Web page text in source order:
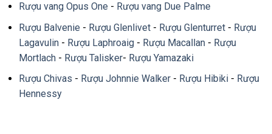
Rượu vang Opus One - Rượu vang Due Palme
Rượu Balvenie - Rượu Glenlivet- Rượu Glenturret- Rượu
Lagavulin- Rượu Laphroaig- Rượu Macallan- Rượu
Mortlach- Rượu Talisker- Rượu Yamazaki
Rượu Chivas - Rượu Johnnie Walker- Rượu Hibiki- Rượu
Hennessy